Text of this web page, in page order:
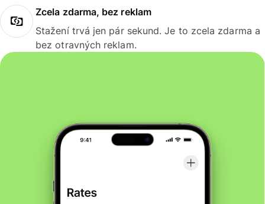
Zcela zdarma, bez reklam
Stažení trvá jen pár sekund. Je to zcela zdarma a
bez otravných reklam.